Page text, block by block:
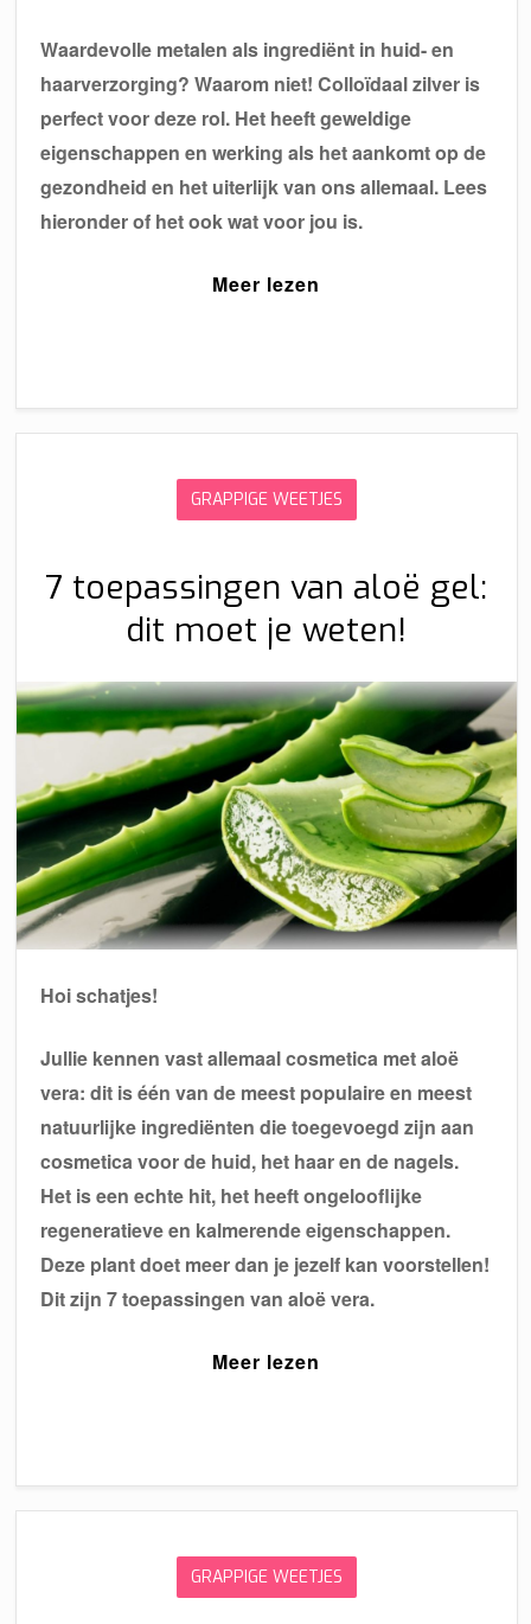
Waardevolle metalen als ingrediënt in huid- en
haarverzorging? Waarom niet! Colloïdaal zilver is
perfect voor deze rol. Het heeft geweldige
eigenschappen en werking als het aankomt op de
gezondheid en het uiterlijk van ons allemaal. Lees
hieronder of het ook wat voor jou is.
Meer lezen
GRAPPIGE WEETJES
7 toepassingen van aloë gel:
dit moet je weten!
Hoi schatjes!
Jullie kennen vast allemaal cosmetica met aloë
vera: dit is één van de meest populaire en meest
natuurlijke ingrediënten die toegevoegd zijn aan
cosmetica voor de huid, het haar en de nagels.
Het is een echte hit, het heeft ongelooflijke
regeneratieve en kalmerende eigenschappen.
Deze plant doet meer dan je jezelf kan voorstellen!
Dit zijn 7 toepassingen van aloë vera.
Meer lezen
GRAPPIGE WEETJES